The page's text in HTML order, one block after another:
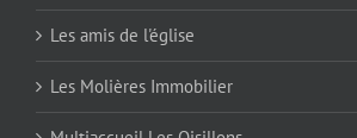
Les amis de l'église
Les Molières Immobilier